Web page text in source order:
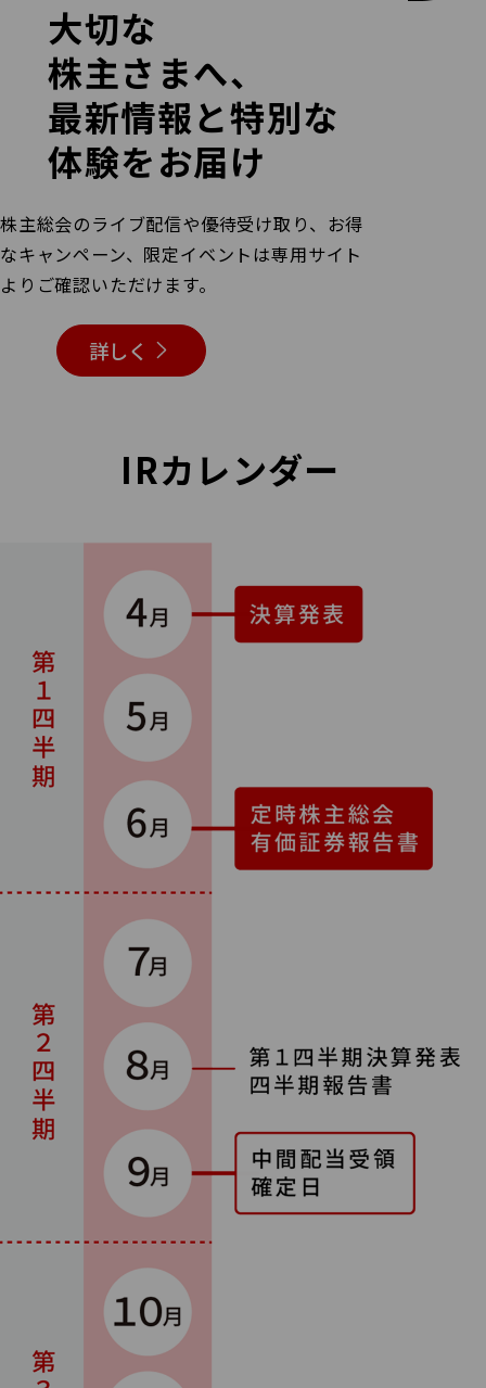
大切な
株主さまへ、
最新情報と特別な
体験をお届け
株主総会のライブ配信や優待受け取り、お得
なキャンペーン、 限定イベントは専用サイト
よりご確認いただけます。
詳しく
IRカレンダー